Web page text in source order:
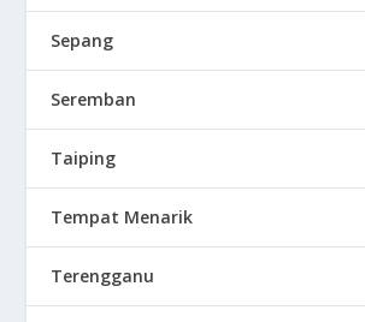
Sepang
Seremban
Taiping
Tempat Menarik
Terengganu